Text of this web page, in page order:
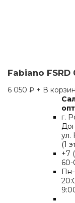
Fabiano FSRD
6 050 ₽ + В
г.
ул.
(1
+7